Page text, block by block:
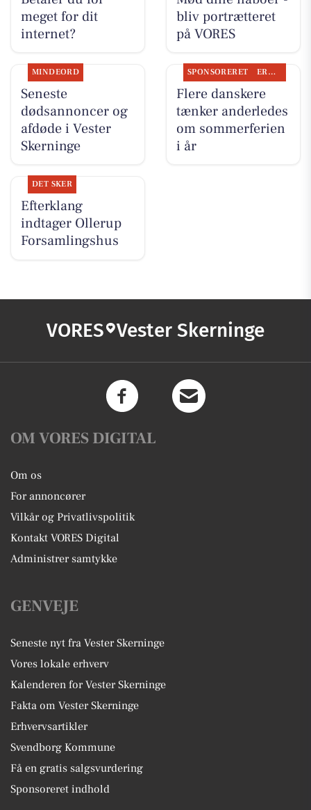
meget for dit
internet?
bliv portrætteret
på VORES
MINDEORD
Seneste
dødsannoncer og
afdøde i Vester
Skerninge
SPONSORERET ERHVERV
Flere danskere
tænker anderledes
om sommerferien
i år
DET SKER
Efterklang
indtager Ollerup
Forsamlingshus
VORES Vester Skerninge
OM VORES DIGITAL
Om os
For annoncører
Vilkår og Privatlivspolitik
Kontakt VORES Digital
Administrer samtykke
GENVEJE
Seneste nyt fra Vester Skerninge
Vores lokale erhverv
Kalenderen for Vester Skerninge
Fakta om Vester Skerninge
Erhvervsartikler
Svendborg Kommune
Få en gratis salgsvurdering
Sponsoreret indhold